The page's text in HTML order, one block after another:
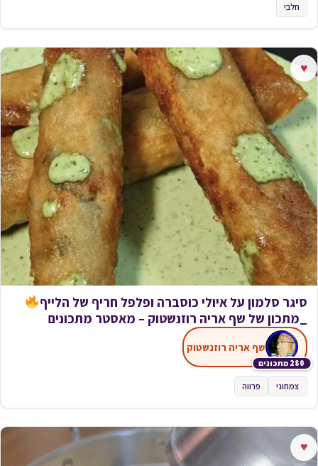
חלבי
♥
סיגר סלמון על איולי כוסברה ופלפל חריף של הלייף
_מתכון של שף אריה רוזנשטוק – מאסטר מתכונים
280 מתכונים
שף אריה רוזנשטוק
צמחוני פרווה
♥